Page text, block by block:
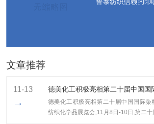
鲁泰纺织信赖的印
文章推荐
11-13
→
德美化工积极亮相第二十届中国国
德美化工积极亮相第二十届中国国际染
纺织化学品展览会,11月8日-10日,第二十